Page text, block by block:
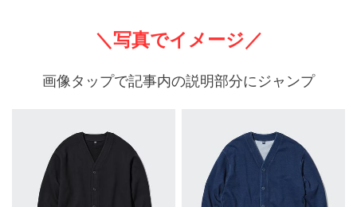
＼写真でイメージ／
画像タップで記事内の説明部分にジャンプ